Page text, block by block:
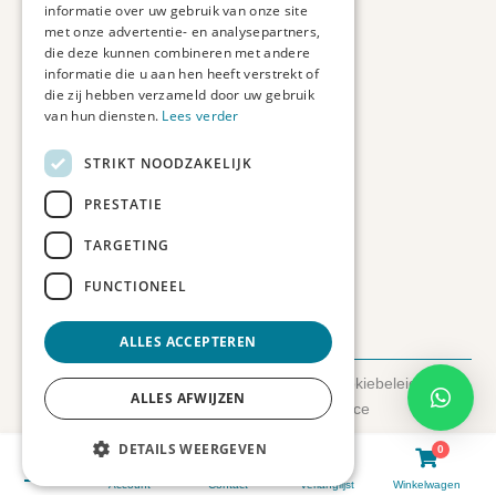
Account Contact Verlanglijst
0
Winkelwagen
Contact informatie
Etienne de Pinedaweg 34
3711 CH, Austerlitz
Nederland
info@fotoprintxl.nl
0343 78 58 00
KVK: 81960263
BTW: NL002708709B23
© 2026 FotoprintXL.nl-Privacyverklaring -Cookiebeleid
Disclaimer
- Gemaakt door:SyncSilo Ecommerce
informatie over uw gebruik van onze site
met onze advertentie- en analysepartners,
die deze kunnen combineren met andere
informatie die u aan hen heeft verstrekt of
die zij hebben verzameld door uw gebruik
van hun diensten. Lees verder
STRIKT NOODZAKELIJK
PRESTATIE
TARGETING
FUNCTIONEEL
ALLES ACCEPTEREN
ALLES AFWIJZEN
DETAILS WEERGEVEN